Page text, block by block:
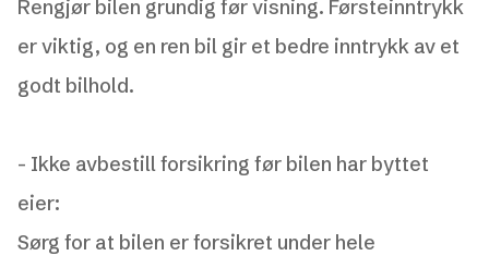
Rengjør bilen grundig før visning. Førsteinntrykk
er viktig, og en ren bil gir et bedre inntrykk av et
godt bilhold.
- Ikke avbestill forsikring før bilen har byttet
eier:
Sørg for at bilen er forsikret under hele